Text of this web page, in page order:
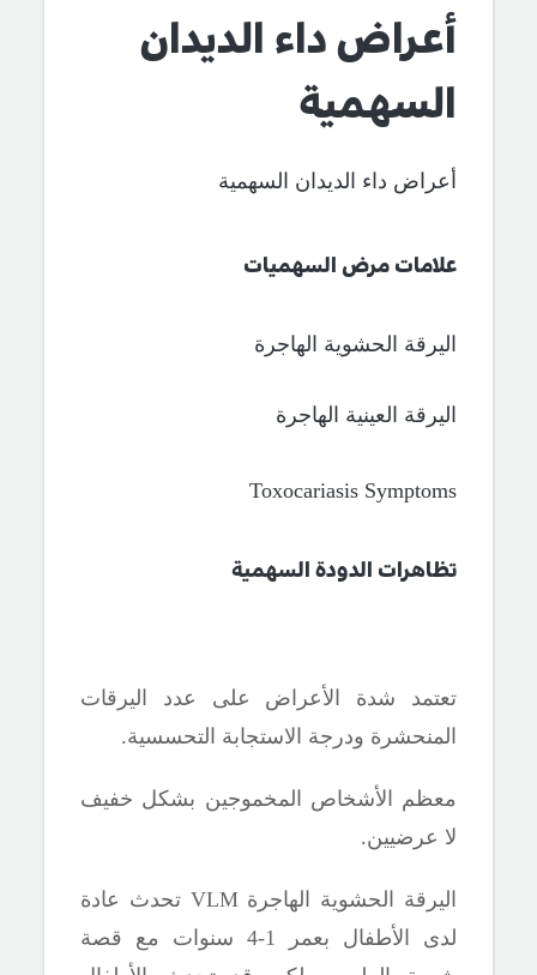
أعراض داء الديدان
السهمية
أعراض داء الديدان السهمية
علامات مرض السهميات
اليرقة الحشوية الهاجرة
اليرقة العينية الهاجرة
Toxocariasis Symptoms
تظاهرات الدودة السهمية
تعتمد شدة الأعراض على عدد اليرقات
المنحشرة ودرجة الاستجابة التحسسية.
معظم الأشخاص المخموجين بشكل خفيف
لا عرضيين.
اليرقة الحشوية الهاجرةVLM تحدث عادة
لدى الأطفال بعمر 1-4 سنوات مع قصة